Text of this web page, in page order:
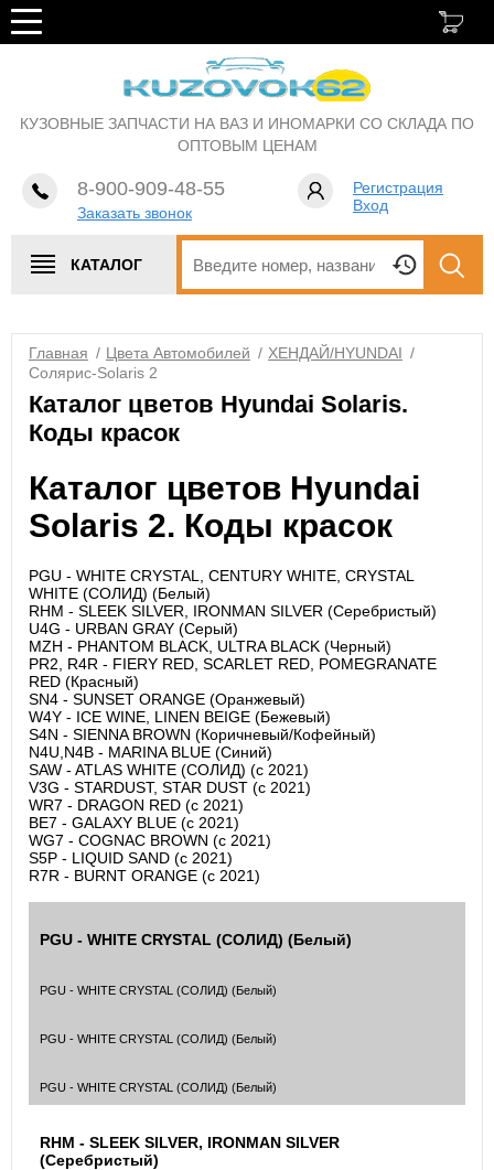
КУЗОВНЫЕ ЗАПЧАСТИ НА ВАЗ И ИНОМАРКИ СО СКЛАДА ПО
ОПТОВЫМ ЦЕНАМ
8-900-909-48-55
Заказать звонок
Регистрация
Вход
КАТАЛОГ
Главная / Цвета Автомобилей / ХЕНДАЙ/HYUNDAI /
Солярис-Solaris 2
Каталог цветов Hyundai Solaris.
Коды красок
Каталог цветов Hyundai
Solaris 2. Коды красок
PGU - WHITE CRYSTAL, CENTURY WHITE, CRYSTAL
WHITE (СОЛИД) (Белый)
RHM - SLEEK SILVER, IRONMAN SILVER (Серебристый)
U4G - URBAN GRAY (Серый)
MZH - PHANTOM BLACK, ULTRA BLACK (Черный)
PR2, R4R - FIERY RED, SCARLET RED, POMEGRANATE
RED (Красный)
SN4 - SUNSET ORANGE (Оранжевый)
W4Y - ICE WINE, LINEN BEIGE (Бежевый)
S4N - SIENNA BROWN (Коричневый/Кофейный)
N4U,N4B - MARINA BLUE (Синий)
SAW - ATLAS WHITE (СОЛИД) (с 2021)
V3G - STARDUST, STAR DUST (с 2021)
WR7 - DRAGON RED (с 2021)
BE7 - GALAXY BLUE (с 2021)
WG7 - COGNAC BROWN (с 2021)
S5P - LIQUID SAND (с 2021)
R7R - BURNT ORANGE (с 2021)
PGU - WHITE CRYSTAL (СОЛИД) (Белый)
PGU - WHITE CRYSTAL (СОЛИД) (Белый)
PGU - WHITE CRYSTAL (СОЛИД) (Белый)
PGU - WHITE CRYSTAL (СОЛИД) (Белый)
RHM - SLEEK SILVER, IRONMAN SILVER
(Серебристый)